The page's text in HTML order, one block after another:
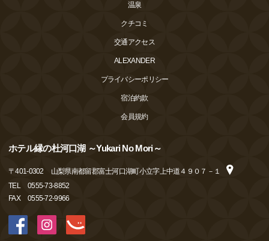
温泉
クチコミ
交通アクセス
ALEXANDER
プライバシーポリシー
宿泊約款
会員規約
ホテル縁の杜河口湖 ～Yukari No Mori～
〒401-0302
山梨県南都留郡富士河口湖町小立字上中道４９０７－１
TEL
0555-73-8852
FAX
0555-72-9966